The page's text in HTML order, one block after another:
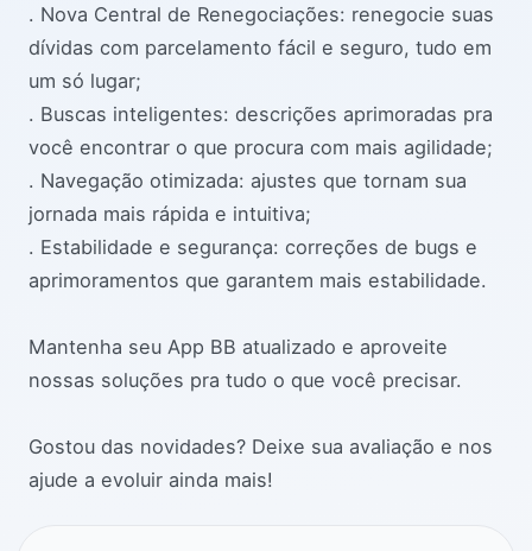
. Nova Central de Renegociações: renegocie suas
dívidas com parcelamento fácil e seguro, tudo em
um só lugar;
. Buscas inteligentes: descrições aprimoradas pra
você encontrar o que procura com mais agilidade;
. Navegação otimizada: ajustes que tornam sua
jornada mais rápida e intuitiva;
. Estabilidade e segurança: correções de bugs e
aprimoramentos que garantem mais estabilidade.
Mantenha seu App BB atualizado e aproveite
nossas soluções pra tudo o que você precisar.
Gostou das novidades? Deixe sua avaliação e nos
ajude a evoluir ainda mais!